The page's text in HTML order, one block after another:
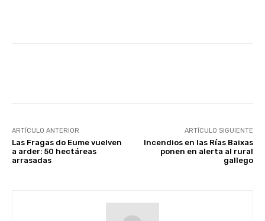
ARTÍCULO ANTERIOR
Las Fragas do Eume vuelven
a arder: 50 hectáreas
arrasadas
ARTÍCULO SIGUIENTE
Incendios en las Rías Baixas
ponen en alerta al rural
gallego